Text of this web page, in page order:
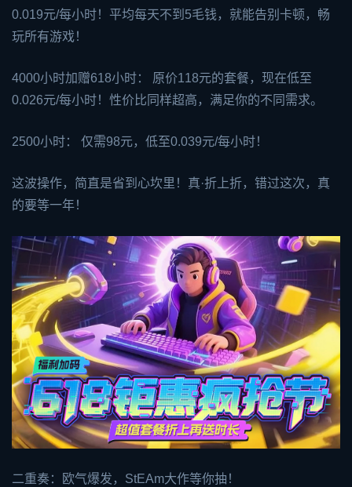
0.019元/每小时！平均每天不到5毛钱，就能告别卡顿，畅
玩所有游戏！
4000小时加赠618小时： 原价118元的套餐，现在低至
0.026元/每小时！性价比同样超高，满足你的不同需求。
2500小时： 仅需98元，低至0.039元/每小时！
这波操作，简直是省到心坎里！真·折上折，错过这次，真
的要等一年！
二重奏：欧气爆发，StEAm大作等你抽！